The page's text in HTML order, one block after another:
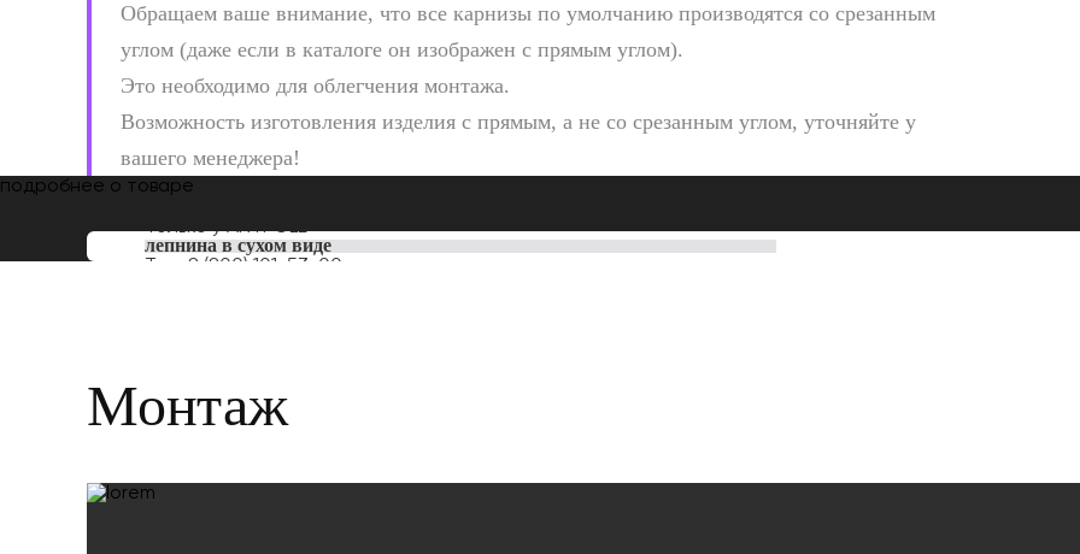
Обращаем ваше внимание, что все карнизы по умолчанию производятся со срезанным
углом (даже если в каталоге он изображен с прямым углом).
Это необходимо для облегчения монтажа.
Возможность изготовления изделия с прямым, а не со срезанным углом, уточняйте у
вашего менеджера!
подробнее о товаре
Только уARTPOLE
лепнина в сухом виде
Тел: 8 (800) 101-53-00
Монтаж